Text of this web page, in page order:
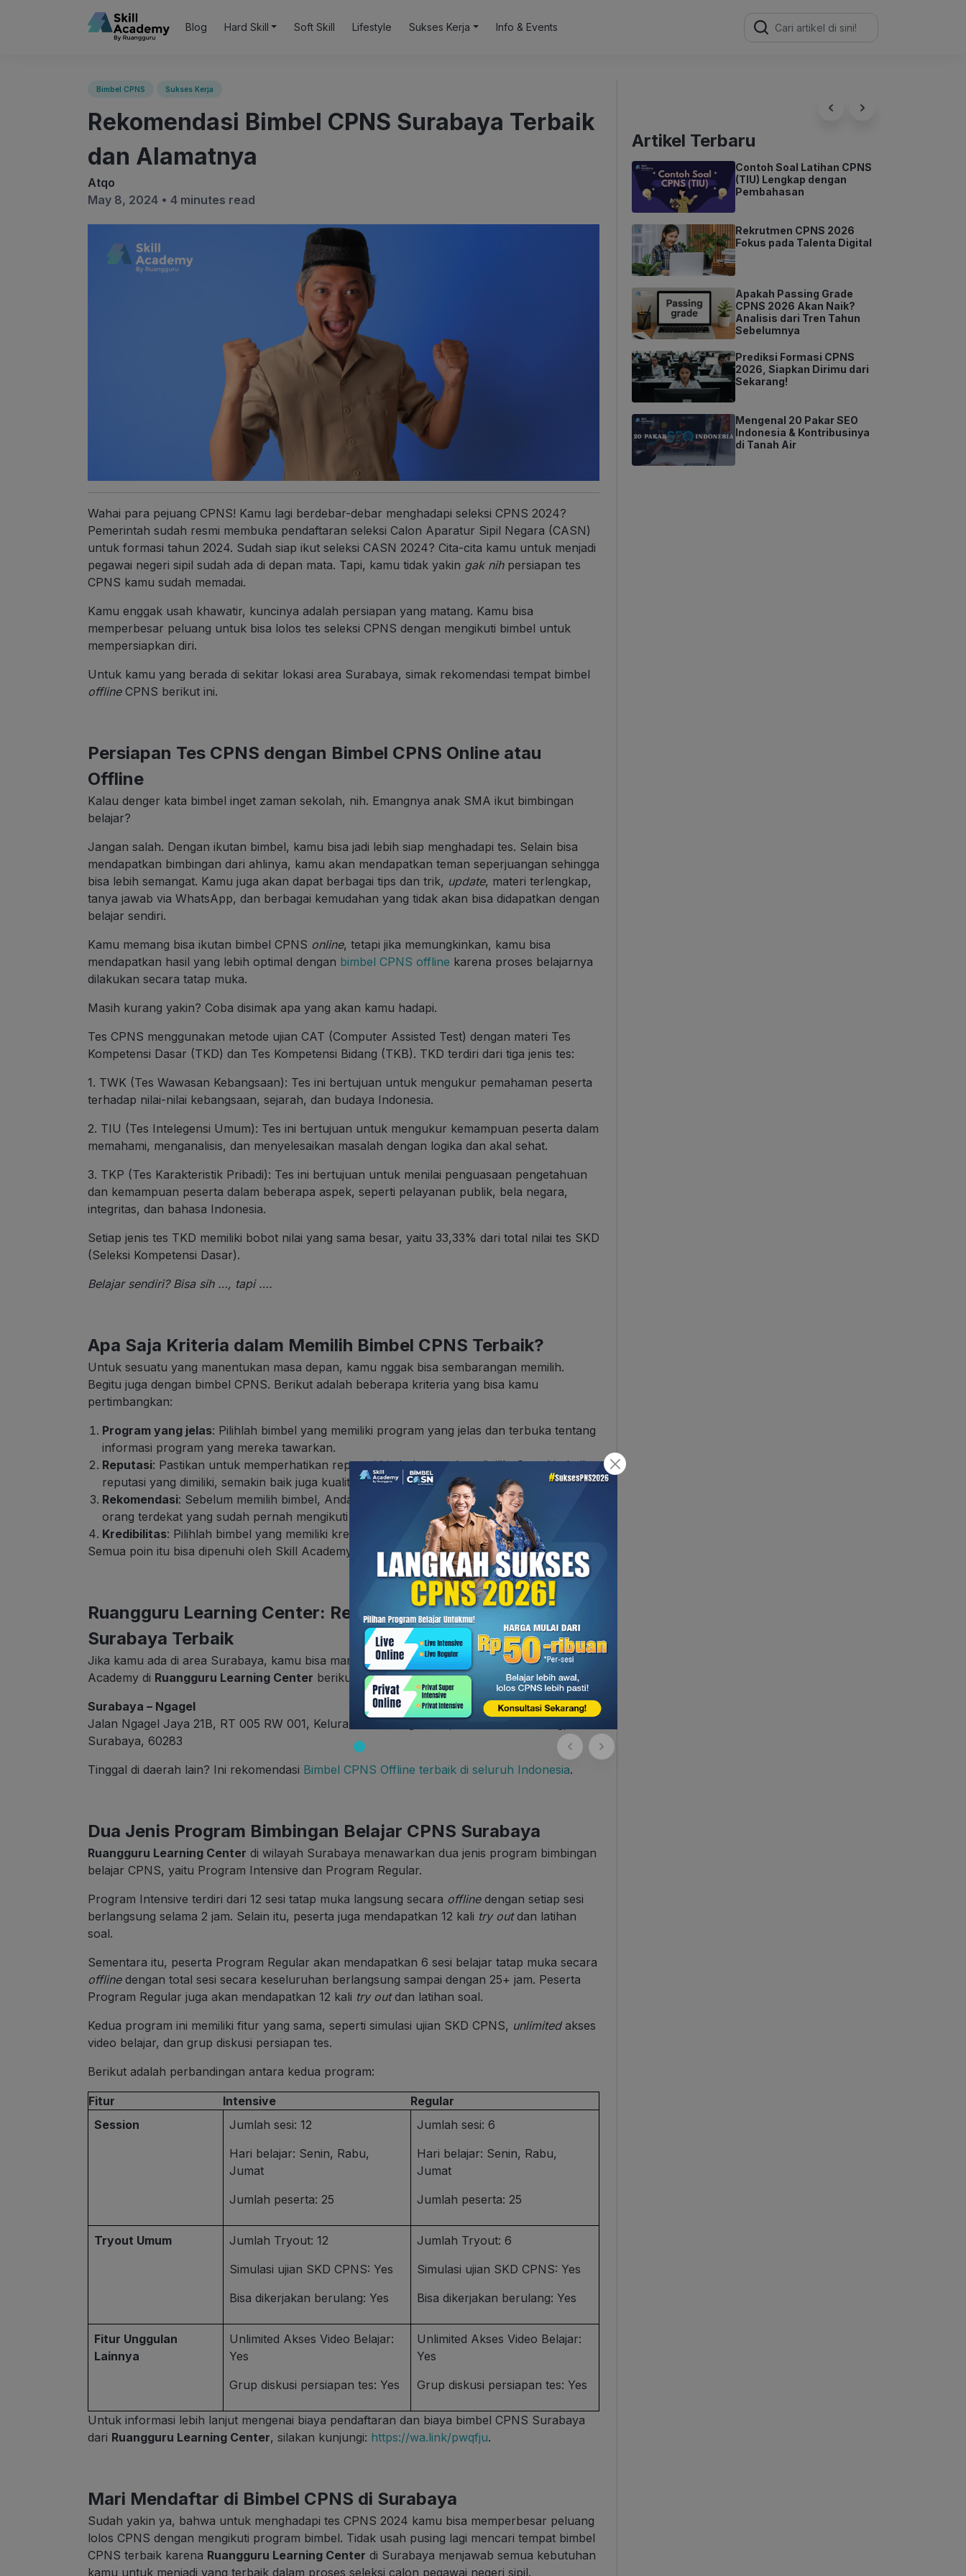
Blog Hard Skill Soft Skill Lifestyle Sukses Kerja Info & Events
Search
for:
Bimbel CPNS Sukses Kerja
Rekomendasi Bimbel CPNS Surabaya Terbaik
dan Alamatnya
Atqo
May 8, 2024 • 4 minutes read
Wahai para pejuang CPNS! Kamu lagi berdebar-debar menghadapi seleksi CPNS 2024?
Pemerintah sudah resmi membuka pendaftaran seleksi Calon Aparatur Sipil Negara (CASN)
untuk formasi tahun 2024. Sudah siap ikut seleksi CASN 2024? Cita-cita kamu untuk menjadi
pegawai negeri sipil sudah ada di depan mata. Tapi, kamu tidak yakin gak nihpersiapan tes
CPNS kamu sudah memadai.
Kamu enggak usah khawatir, kuncinya adalah persiapan yang matang. Kamu bisa
memperbesar peluang untuk bisa lolos tes seleksi CPNS dengan mengikuti bimbel untuk
mempersiapkan diri.
Untuk kamu yang berada di sekitar lokasi area Surabaya, simak rekomendasi tempat bimbel
offlineCPNS berikut ini.
Persiapan Tes CPNS dengan Bimbel CPNS Online atau
Offline
Kalau denger kata bimbel inget zaman sekolah, nih. Emangnya anak SMA ikut bimbingan
belajar?
Jangan salah. Dengan ikutan bimbel, kamu bisa jadi lebih siap menghadapi tes. Selain bisa
mendapatkan bimbingan dari ahlinya, kamu akan mendapatkan teman seperjuangan sehingga
bisa lebih semangat. Kamu juga akan dapat berbagai tips dan trik, update, materi terlengkap,
tanya jawab via WhatsApp, dan berbagai kemudahan yang tidak akan bisa didapatkan dengan
belajar sendiri.
Kamu memang bisa ikutan bimbel CPNS online, tetapi jika memungkinkan, kamu bisa
mendapatkan hasil yang lebih optimal dengan bimbel CPNS offline karena proses belajarnya
dilakukan secara tatap muka.
Masih kurang yakin? Coba disimak apa yang akan kamu hadapi.
Tes CPNS menggunakan metode ujian CAT (Computer Assisted Test) dengan materi Tes
Kompetensi Dasar (TKD) dan Tes Kompetensi Bidang (TKB). TKD terdiri dari tiga jenis tes:
1. TWK (Tes Wawasan Kebangsaan): Tes ini bertujuan untuk mengukur pemahaman peserta
terhadap nilai-nilai kebangsaan, sejarah, dan budaya Indonesia.
2. TIU (Tes Intelegensi Umum): Tes ini bertujuan untuk mengukur kemampuan peserta dalam
memahami, menganalisis, dan menyelesaikan masalah dengan logika dan akal sehat.
3. TKP (Tes Karakteristik Pribadi): Tes ini bertujuan untuk menilai penguasaan pengetahuan
dan kemampuan peserta dalam beberapa aspek, seperti pelayanan publik, bela negara,
integritas, dan bahasa Indonesia.
Setiap jenis tes TKD memiliki bobot nilai yang sama besar, yaitu 33,33% dari total nilai tes SKD
(Seleksi Kompetensi Dasar).
Belajar sendiri? Bisa sih …, tapi ….
Apa Saja Kriteria dalam Memilih Bimbel CPNS Terbaik?
Untuk sesuatu yang manentukan masa depan, kamu nggak bisa sembarangan memilih.
Begitu juga dengan bimbel CPNS. Berikut adalah beberapa kriteria yang bisa kamu
pertimbangkan:
Program yang jelas: Pilihlah bimbel yang memiliki program yang jelas dan terbuka tentang
informasi program yang mereka tawarkan.
Reputasi: Pastikan untuk memperhatikan reputasi bimbel yang akan dipilih. Semakin baik
reputasi yang dimiliki, semakin baik juga kualitas bimbel tersebut.
Rekomendasi: Sebelum memilih bimbel, Anda dapat mencari rekomendasi dari orang-
orang terdekat yang sudah pernah mengikuti bimbel tersebut.
Kredibilitas: Pilihlah bimbel yang memiliki kredibilitas tinggi dan latar belakang yang baik.
Semua poin itu bisa dipenuhi oleh Skill Academy. Jadi mari kita simak.
Ruangguru Learning Center: Rekomendasi Bimbel CPNS
Surabaya Terbaik
Jika kamu ada di area Surabaya, kamu bisa mampir ke lokasi bimbel CPNS dari Skill
Academy di Ruangguru Learning Center berikut ini:
Surabaya – Ngagel
Jalan Ngagel Jaya 21B, RT 005 RW 001, Kelurahan Pucang Sewu, Kecamatan Gubeng, Kota
Surabaya, 60283
Tinggal di daerah lain? Ini rekomendasi Bimbel CPNS Offline terbaik di seluruh Indonesia.
Dua Jenis Program Bimbingan Belajar CPNS Surabaya
Ruangguru Learning Center di wilayah Surabaya menawarkan dua jenis program bimbingan
belajar CPNS, yaitu Program Intensive dan Program Regular.
Program Intensive terdiri dari 12 sesi tatap muka langsung secara offlinedengan setiap sesi
berlangsung selama 2 jam. Selain itu, peserta juga mendapatkan 12 kali try outdan latihan
soal.
Sementara itu, peserta Program Regular akan mendapatkan 6 sesi belajar tatap muka secara
offlinedengan total sesi secara keseluruhan berlangsung sampai dengan 25+ jam. Peserta
Program Regular juga akan mendapatkan 12 kali try outdan latihan soal.
Kedua program ini memiliki fitur yang sama, seperti simulasi ujian SKD CPNS, unlimitedakses
video belajar, dan grup diskusi persiapan tes.
Berikut adalah perbandingan antara kedua program:
Fitur Intensive
Regular
Session
Jumlah sesi: 12
Hari belajar: Senin, Rabu,
Jumat
Jumlah peserta: 25
Jumlah sesi: 6
Hari belajar: Senin, Rabu,
Jumat
Jumlah peserta: 25
Tryout Umum
Jumlah Tryout: 12
Simulasi ujian SKD CPNS: Yes
Bisa dikerjakan berulang: Yes
Jumlah Tryout: 6
Simulasi ujian SKD CPNS: Yes
Bisa dikerjakan berulang: Yes
Fitur Unggulan
Lainnya
Unlimited Akses Video Belajar:
Yes
Grup diskusi persiapan tes: Yes
Unlimited Akses Video Belajar:
Yes
Grup diskusi persiapan tes: Yes
Untuk informasi lebih lanjut mengenai biaya pendaftaran dan biaya bimbel CPNS Surabaya
dari Ruangguru Learning Center, silakan kunjungi: https://wa.link/pwqfju.
Mari Mendaftar di Bimbel CPNS di Surabaya
Sudah yakin ya, bahwa untuk menghadapi tes CPNS 2024 kamu bisa memperbesar peluang
lolos CPNS dengan mengikuti program bimbel. Tidak usah pusing lagi mencari tempat bimbel
CPNS terbaik karena Ruangguru Learning Center di Surabaya menjawab semua kebutuhan
kamu untuk menjadi yang terbaik dalam proses seleksi calon pegawai negeri sipil.
Artikel Terbaru
Contoh Soal Latihan CPNS
(TIU) Lengkap dengan
Pembahasan
Rekrutmen CPNS 2026
Fokus pada Talenta Digital
Apakah Passing Grade
CPNS 2026 Akan Naik?
Analisis dari Tren Tahun
Sebelumnya
Prediksi Formasi CPNS
2026, Siapkan Dirimu dari
Sekarang!
Mengenal 20 Pakar SEO
Indonesia & Kontribusinya
di Tanah Air